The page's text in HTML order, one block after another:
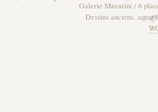
Galerie Mazarini / 6
Dessins anciens,